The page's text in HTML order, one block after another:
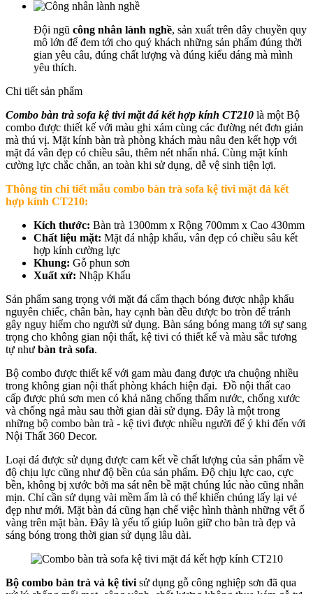
Đội ngũ công nhân lành nghề, sản xuất trên dây chuyền quy
mô lớn để đem tới cho quý khách những sản phẩm đúng thời
gian yêu câu, đúng chất lượng và đúng kiểu dáng mà mình
yêu thích.
Chi tiết sản phẩm
Combo bàn trà sofa kệ tivi mặt đá kết hợp kính CT210 là một Bộ
combo được thiết kế với màu ghi xám cùng các đường nét đơn giản
mà thú vị. Mặt kính bàn trà phòng khách màu nâu đen kết hợp với
mặt đá vân đẹp có chiều sâu, thêm nét nhấn nhá. Cùng mặt kính
cường lực chắc chắn, an toàn khi sử dụng, dễ vệ sinh tiện lợi.
Thông tin chi tiết mẫu combo bàn trà sofa kệ tivi mặt đá kết
hợp kính CT210:
Kích thước: Bàn trà 1300mm x Rộng 700mm x Cao 430mm
Chất liệu mặt: Mặt đá nhập khẩu, vân đẹp có chiều sâu kết
hợp kính cường lực
Khung: Gỗ phun sơn
Xuất xứ: Nhập Khẩu
Sản phẩm sang trọng với mặt đá cẩm thạch bóng được nhập khẩu
nguyên chiếc, chân bàn, hay cạnh bàn đều được bo tròn để tránh
gây nguy hiểm cho người sử dụng. Bàn sáng bóng mang tới sự sang
trọng cho không gian nội thất, kệ tivi có thiết kế và màu sắc tương
tự như bàn trà sofa.
Bộ combo được thiết kế với gam màu đang được ưa chuộng nhiều
trong không gian nội thất phòng khách hiện đại. Đồ nội thất cao
cấp được phủ sơn men có khả năng chống thấm nước, chống xước
và chống ngả màu sau thời gian dài sử dụng. Đây là một trong
những bộ combo bàn trà - kệ tivi được nhiều người để ý khi đến với
Nội Thất 360 Decor.
Loại đá được sử dụng được cam kết về chất lượng của sản phẩm về
độ chịu lực cũng như độ bền của sản phẩm. Độ chịu lực cao, cực
bền, không bị xước bởi ma sát nên bề mặt chúng lúc nào cũng nhẵn
mịn. Chỉ cần sử dụng vài mềm ẩm là có thể khiến chúng lấy lại vẻ
đẹp như mới. Mặt bàn đá cũng hạn chế việc hình thành những vết ố
vàng trên mặt bàn. Đây là yếu tố giúp luôn giữ cho bàn trà đẹp và
sáng bóng trong thời gian sử dụng lâu dài.
Bộ combo bàn trà và kệ tivi sử dụng gỗ công nghiệp sơn đã qua